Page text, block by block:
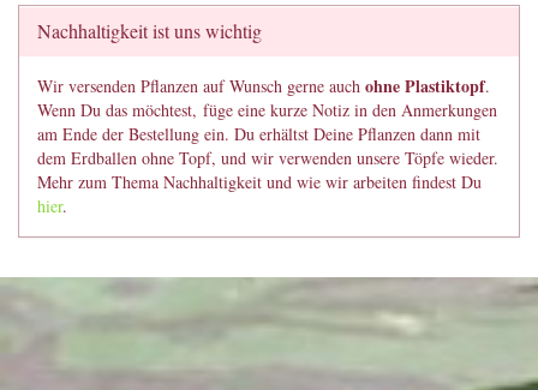
Nachhaltigkeit ist uns wichtig
Wir versenden Pflanzen auf Wunsch gerne auch ohne Plastiktopf.
Wenn Du das möchtest, füge eine kurze Notiz in den Anmerkungen
am Ende der Bestellung ein. Du erhältst Deine Pflanzen dann mit
dem Erdballen ohne Topf, und wir verwenden unsere Töpfe wieder.
Mehr zum Thema Nachhaltigkeit und wie wir arbeiten findest Du
hier.